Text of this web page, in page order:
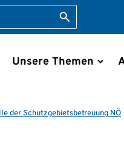
Suche starten
Unsere Themen
der Schutzgebiets­betreuung NÖ